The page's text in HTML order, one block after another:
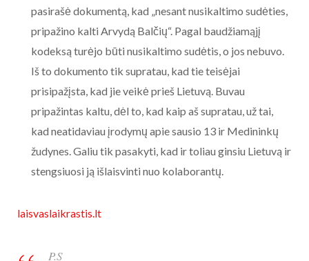
pasirašė dokumentą, kad „nesant nusikaltimo sudėties,
pripažino kalti Arvydą Balčių“. Pagal baudžiamąjį
kodeksą turėjo būti nusikaltimo sudėtis, o jos nebuvo.
Iš to dokumento tik supratau, kad tie teisėjai
prisipažįsta, kad jie veikė prieš Lietuvą. Buvau
pripažintas kaltu, dėl to, kad kaip aš supratau, už tai,
kad neatidaviau įrodymų apie sausio 13 ir Medininkų
žudynes. Galiu tik pasakyti, kad ir toliau ginsiu Lietuvą ir
stengsiuosi ją išlaisvinti nuo kolaborantų.
laisvaslaikrastis.lt
P.S